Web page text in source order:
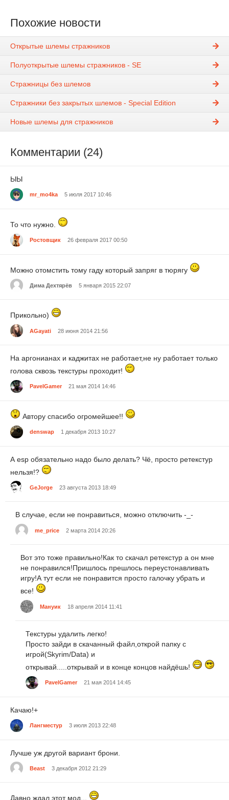
Похожие новости
Открытые шлемы стражников
Полуоткрытые шлемы стражников - SE
Стражницы без шлемов
Стражники без закрытых шлемов - Special Edition
Новые шлемы для стражников
Комментарии (24)
ЫЫ
mr_mo4ka 5 июля 2017 10:46
То что нужно.
Ростовщик 26 февраля 2017 00:50
Можно отомстить тому гаду который запряг в тюрягу
Дима Дехтярёв 5 января 2015 22:07
Прикольно)
AGayati 28 июня 2014 21:56
На аргонианах и каджитах не работает,не ну работает только
голова сквозь текстуры проходит!
PavelGamer 21 мая 2014 14:46
Автору спасибо огромейшее!!
denswap 1 декабря 2013 10:27
А esp обязательно надо было делать? Чё, просто ретекстур
нельзя!?
GeJorge 23 августа 2013 18:49
В случае, если не понравиться, можно отключить -_-
me_price 2 марта 2014 20:26
Вот это тоже правильно!Как то скачал ретекстур а он мне
не понравился!Пришлось прешлось переустонавливать
игру!А тут если не понравится просто галочку убрать и
все!
Мануик 18 апреля 2014 11:41
Текстуры удалить легко!
Просто зайди в скачанный файл,открой папку с
игрой(Skyrim/Data) и
открывай.....открывай и в конце концов найдёшь!
PavelGamer 21 мая 2014 14:45
Качаю!+
Лангместур 3 июля 2013 22:48
Лучше уж другой вариант брони.
Beast 3 декабря 2012 21:29
Давно ждал этот мод...